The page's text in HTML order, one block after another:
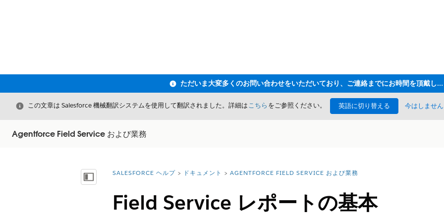
ただいま大変多くのお問い合わせをいただいており、ご連絡までにお時間を頂戴しております
閉じる
この文章は Salesforce 機械翻訳システムを使用して翻訳されました。詳細はこちら をご参照ください。 英語に切り替える 今はしません
Agentforce Field Service および業務
目次を表示詳細情報:
SALESFORCE ヘルプ ドキュメント AGENTFORCE FIELD SERVICE および業務
Field Service レポートの基本